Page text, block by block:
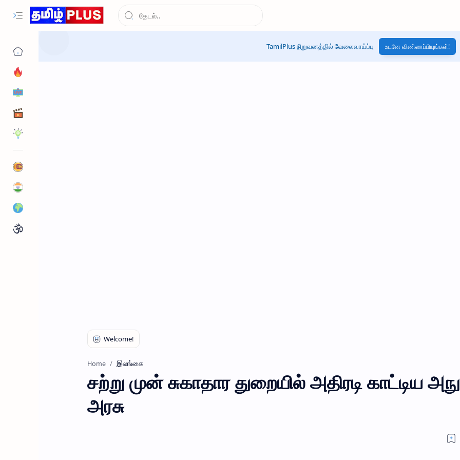
TamilPlus நிறுவனத்தில் வேலைவாய்ப்பு உடனே விண்ணப்பியுங்கள்!
Home இலங்கை
சற்று முன் சுகாதார துறையில் அதிரடி காட்டிய
அரசு